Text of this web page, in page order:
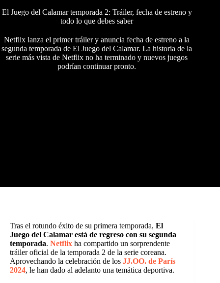
El Juego del Calamar temporada 2: Tráiler, fecha de estreno y
todo lo que debes saber
Netflix lanza el primer tráiler y anuncia fecha de estreno a la
segunda temporada de El Juego del Calamar. La historia de la
serie más vista de Netflix no ha terminado y nuevos juegos
podrían continuar pronto.
Tras el rotundo éxito de su primera temporada, El
Juego del Calamar está de regreso con su segunda
temporada. Netflix ha compartido un sorprendente
tráiler oficial de la temporada 2 de la serie coreana.
Aprovechando la celebración de los JJ.OO. de París
2024, le han dado al adelanto una temática deportiva.